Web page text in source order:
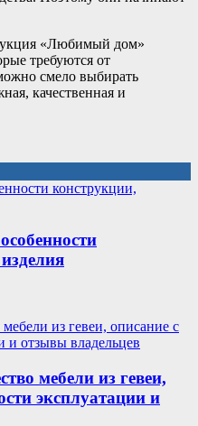
«Любимый дом»
требуются от
смело выбирать
качественная и
мебели из гевеи,
эксплуатации и